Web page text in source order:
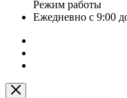
Режим работы
Ежедневно с 9:00